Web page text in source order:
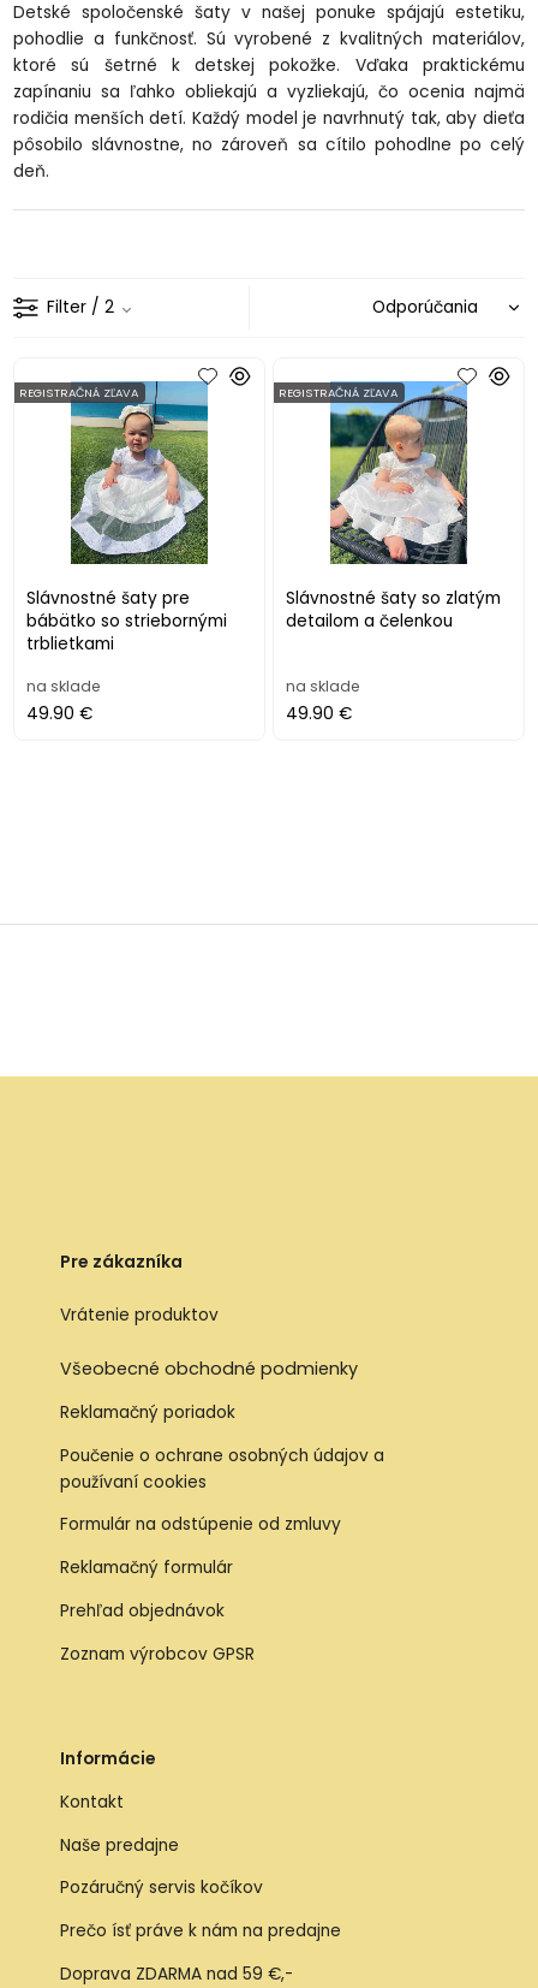
Detské spoločenské šaty v našej ponuke spájajú estetiku,
pohodlie a funkčnosť. Sú vyrobené z kvalitných materiálov,
ktoré sú šetrné k detskej pokožke. Vďaka praktickému
zapínaniu sa ľahko obliekajú a vyzliekajú, čo ocenia najmä
rodičia menších detí. Každý model je navrhnutý tak, aby dieťa
pôsobilo slávnostne, no zároveň sa cítilo pohodlne po celý
deň.
Filter / 2
Slávnostné šaty pre
bábätko so striebornými
trblietkami
REGISTRAČNÁ ZĽAVA
na sklade
49.90 €
Slávnostné šaty so zlatým
detailom a čelenkou
REGISTRAČNÁ ZĽAVA
na sklade
49.90 €
Pre zákazníka
Vrátenie produktov
Všeobecné obchodné podmienky
Reklamačný poriadok
Poučenie o ochrane osobných údajov a
používaní cookies
Formulár na odstúpenie od zmluvy
Reklamačný formulár
Prehľad objednávok
Zoznam výrobcov GPSR
Informácie
Kontakt
Naše predajne
Pozáručný servis kočíkov
Prečo ísť práve k nám na predajne
Doprava ZDARMA nad 59 €,-